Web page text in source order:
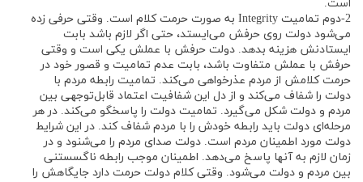
است.
2-دوم تمامیت Integrity به صورت حرمت کلام است. وقتی حرفی زده
می‌شود دولت روی حرفش می‌ایستد، حتی اگر لازم باشد بابت
ایستادنش هزینه بدهد. دولت حرفش با عملش یکی است و وقتی
حرفش با عملش متفاوت باشد، بابت عدم تمامیت و قصور خود در
حرمت کلامش از مردم عذرخواهی می‌کند. تمامیت رابطه مردم با
دولت را شفاف می‌کند و از دل این شفافیت اعتماد قابل‌توجهی بین
مردم و دولت شکل می‌گیرد. تمامیت دولت را پاسخگو می‌کند. در هر
مرحله‌ای دولت باید رابطه خودش را با مردم شفاف کند. در این شرایط
دولت مورد اطمینان مردم است. دولت صدای مردم را می‌شنود و در
زمان لازم به آنها پاسخ می‌دهد. اطمینان موجب رابطه ناگسستنی
بین مردم و دولت می‌شود. وقتی کلام دولت حرمت دارد جایگاهش را